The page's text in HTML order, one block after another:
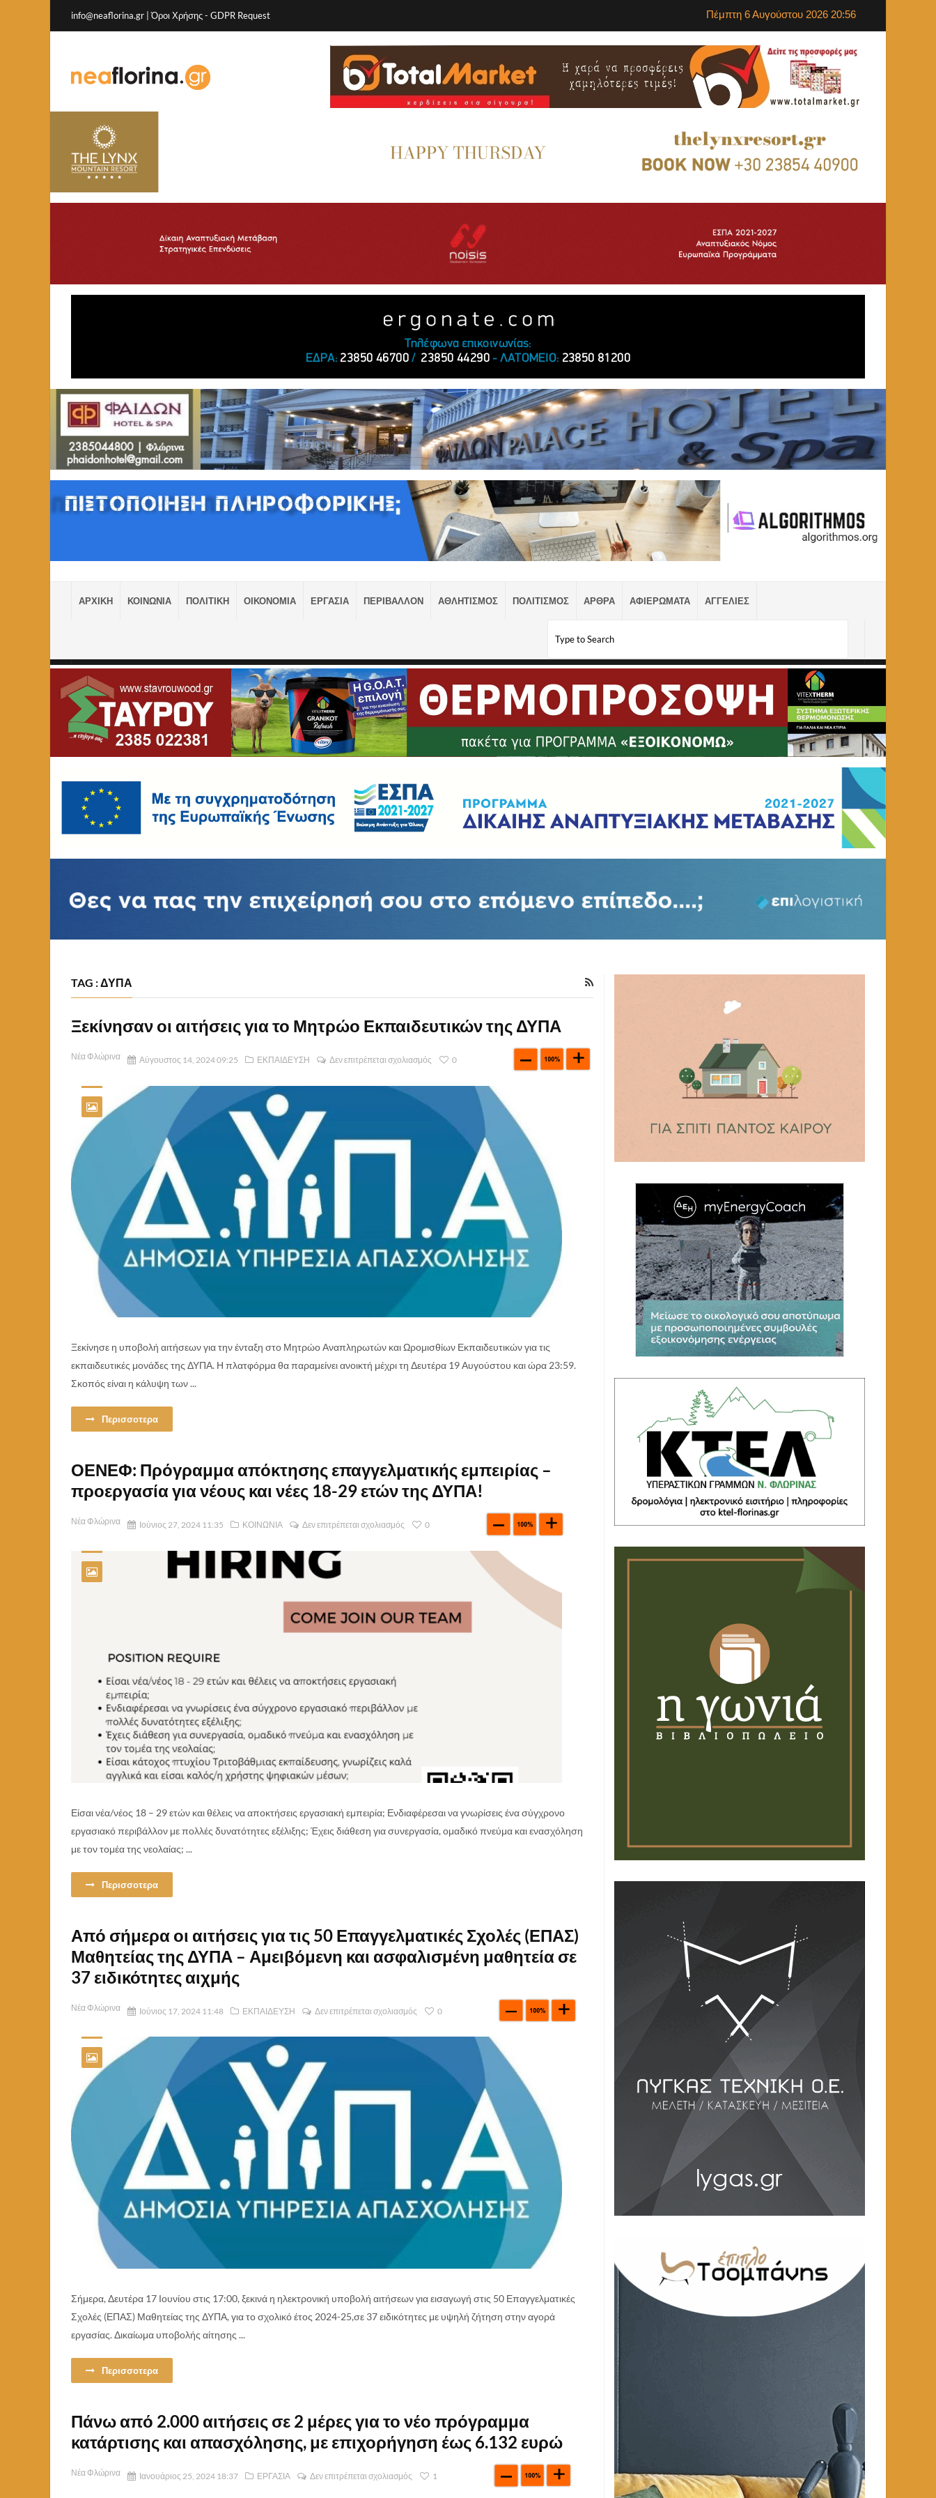
info@neaflorina.gr |Όροι Χρήσης- GDPR Request Πέμπτη 6 Αυγούστου 2026 20:56
ΑΡΧΙΚΗ ΚΟΙΝΩΝΙΑ ΠΟΛΙΤΙΚΗ ΟΙΚΟΝΟΜΙΑ ΕΡΓΑΣΙΑ ΠΕΡΙΒΑΛΛΟΝ ΑΘΛΗΤΙΣΜΟΣ ΠΟΛΙΤΙΣΜΟΣ ΑΡΘΡΑ ΑΦΙΕΡΩΜΑΤΑ ΑΓΓΕΛΙΕΣ
TAG : ΔΥΠΑ
Ξεκίνησαν οι αιτήσεις για το Μητρώο Εκπαιδευτικών της ΔΥΠΑ
Νέα Φλώρινα Αύγουστος 14, 2024 09:25 ΕΚΠΑΙΔΕΥΣΗ Δεν επιτρέπεται σχολιασμός 0
Ξεκίνησε η υποβολή αιτήσεων για την ένταξη στο Μητρώο Αναπληρωτών και Ωρομισθίων Εκπαιδευτικών για τις
εκπαιδευτικές μονάδες της ΔΥΠΑ. Η πλατφόρμα θα παραμείνει ανοικτή μέχρι τη Δευτέρα 19 Αυγούστου και ώρα 23:59.
Σκοπός είναι η κάλυψη των ...
Περισσοτερα
ΟΕΝΕΦ: Πρόγραμμα απόκτησης επαγγελματικής εμπειρίας –
προεργασία για νέους και νέες 18-29 ετών της ΔΥΠΑ!
Νέα Φλώρινα Ιούνιος 27, 2024 11:35 ΚΟΙΝΩΝΙΑ Δεν επιτρέπεται σχολιασμός 0
Είσαι νέα/νέος 18 – 29 ετών και θέλεις να αποκτήσεις εργασιακή εμπειρία; Ενδιαφέρεσαι να γνωρίσεις ένα σύγχρονο
εργασιακό περιβάλλον με πολλές δυνατότητες εξέλιξης; Έχεις διάθεση για συνεργασία, ομαδικό πνεύμα και ενασχόληση
με τον τομέα της νεολαίας; ...
Περισσοτερα
Από σήμερα οι αιτήσεις για τις 50 Επαγγελματικές Σχολές (ΕΠΑΣ)
Μαθητείας της ΔΥΠΑ – Αμειβόμενη και ασφαλισμένη μαθητεία σε
37 ειδικότητες αιχμής
Νέα Φλώρινα Ιούνιος 17, 2024 11:48 ΕΚΠΑΙΔΕΥΣΗ Δεν επιτρέπεται σχολιασμός 0
Σήμερα, Δευτέρα 17 Ιουνίου στις 17:00, ξεκινά η ηλεκτρονική υποβολή αιτήσεων για εισαγωγή στις 50 Επαγγελματικές
Σχολές (ΕΠΑΣ) Μαθητείας της ΔΥΠΑ, για το σχολικό έτος 2024-25,σε 37 ειδικότητες με υψηλή ζήτηση στην αγορά
εργασίας. Δικαίωμα υποβολής αίτησης ...
Περισσοτερα
Πάνω από 2.000 αιτήσεις σε 2 μέρες για το νέο πρόγραμμα
κατάρτισης και απασχόλησης, με επιχορήγηση έως 6.132 ευρώ
Νέα Φλώρινα Ιανουάριος 25, 2024 18:37 ΕΡΓΑΣΙΑ Δεν επιτρέπεται σχολιασμός 1